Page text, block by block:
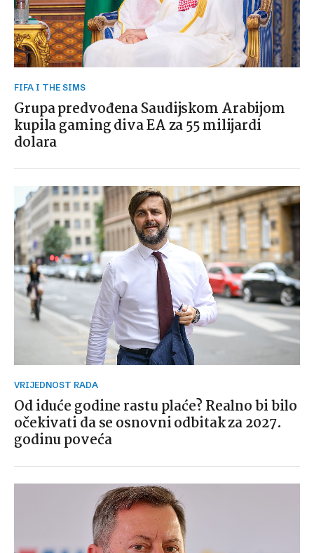
FIFA I THE SIMS
Grupa predvođena Saudijskom Arabijom
kupila gaming diva EA za 55 milijardi
dolara
VRIJEDNOST RADA
Od iduće godine rastu plaće? Realno bi bilo
očekivati da se osnovni odbitak za 2027.
godinu poveća